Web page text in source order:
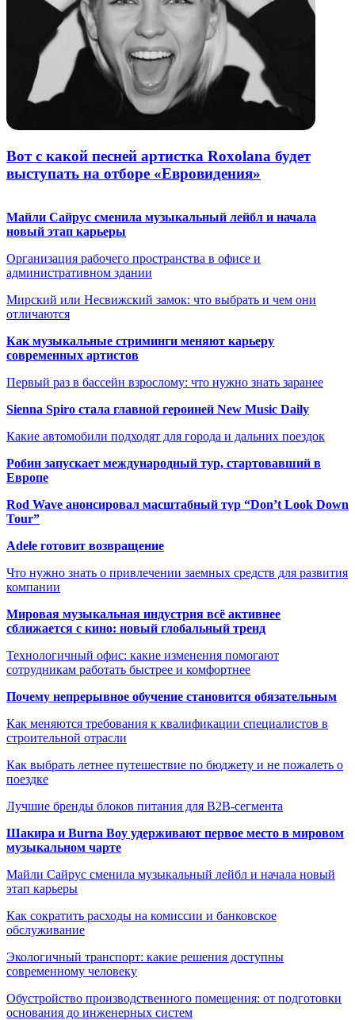
Вот с какой песней артистка Roxolana будет
выступать на отборе «Евровидения»
Майли Сайрус сменила музыкальный лейбл и начала
новый этап карьеры
Организация рабочего пространства в офисе и
административном здании
Мирский или Несвижский замок: что выбрать и чем они
отличаются
Как музыкальные стриминги меняют карьеру
современных артистов
Первый раз в бассейн взрослому: что нужно знать заранее
Sienna Spiro стала главной героиней New Music Daily
Какие автомобили подходят для города и дальних поездок
Робин запускает международный тур, стартовавший в
Европе
Rod Wave анонсировал масштабный тур “Don’t Look Down
Tour”
Adele готовит возвращение
Что нужно знать о привлечении заемных средств для развития
компании
Мировая музыкальная индустрия всё активнее
сближается с кино: новый глобальный тренд
Технологичный офис: какие изменения помогают
сотрудникам работать быстрее и комфортнее
Почему непрерывное обучение становится обязательным
Как меняются требования к квалификации специалистов в
строительной отрасли
Как выбрать летнее путешествие по бюджету и не пожалеть о
поездке
Лучшие бренды блоков питания для B2B-сегмента
Шакира и Burna Boy удерживают первое место в мировом
музыкальном чарте
Майли Сайрус сменила музыкальный лейбл и начала новый
этап карьеры
Как сократить расходы на комиссии и банковское
обслуживание
Экологичный транспорт: какие решения доступны
современному человеку
Обустройство производственного помещения: от подготовки
основания до инженерных систем